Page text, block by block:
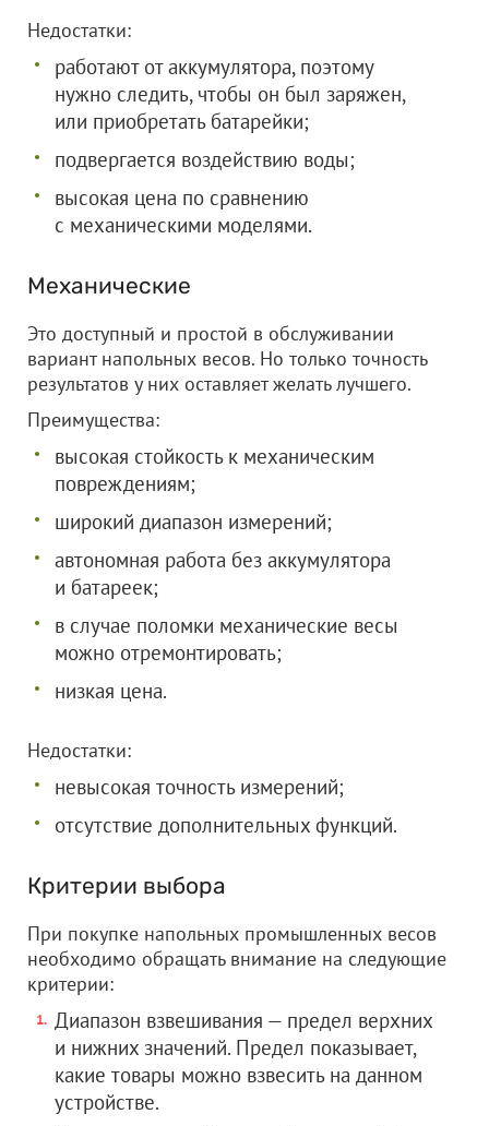
Недостатки:
работают от аккумулятора, поэтому
нужно следить, чтобы он был заряжен,
или приобретать батарейки;
подвергается воздействию воды;
высокая цена по сравнению
с механическими моделями.
Механические
Это доступный и простой в обслуживании
вариант напольных весов. Но только точность
результатов у них оставляет желать лучшего.
Преимущества:
высокая стойкость к механическим
повреждениям;
широкий диапазон измерений;
автономная работа без аккумулятора
и батареек;
в случае поломки механические весы
можно отремонтировать;
низкая цена.
Недостатки:
невысокая точность измерений;
отсутствие дополнительных функций.
Критерии выбора
При покупке напольных промышленных весов
необходимо обращать внимание на следующие
критерии:
Диапазон взвешивания — предел верхних
и нижних значений. Предел показывает,
какие товары можно взвесить на данном
устройстве.